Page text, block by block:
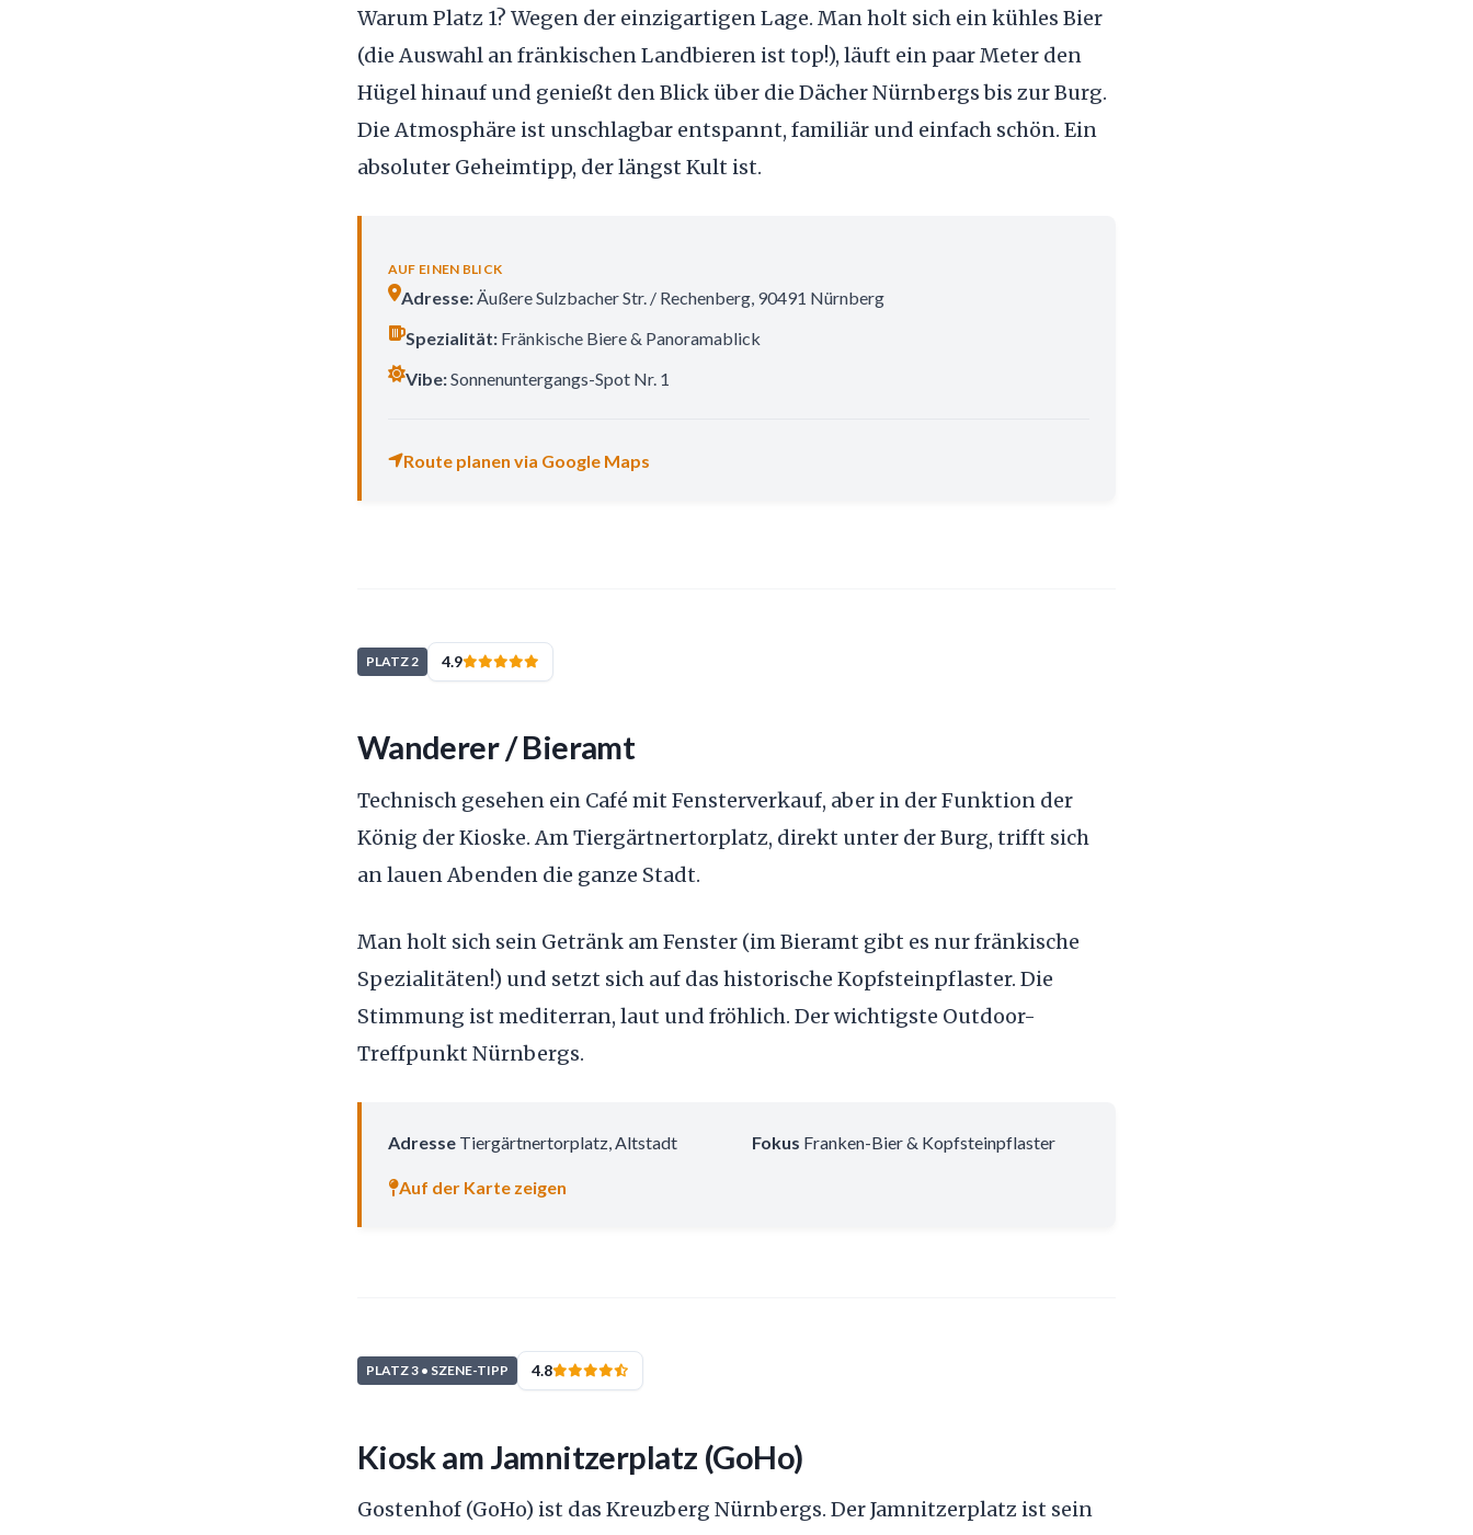
Warum Platz 1? Wegen der einzigartigen Lage. Man holt sich ein kühles Bier
(die Auswahl an fränkischen Landbieren ist top!), läuft ein paar Meter den
Hügel hinauf und genießt den Blick über die Dächer Nürnbergs bis zur Burg.
Die Atmosphäre ist unschlagbar entspannt, familiär und einfach schön. Ein
absoluter Geheimtipp, der längst Kult ist.
AUF EINEN BLICK
Adresse:Äußere Sulzbacher Str. / Rechenberg, 90491 Nürnberg
Spezialität:Fränkische Biere & Panoramablick
Vibe:Sonnenuntergangs-Spot Nr. 1
Route planen via Google Maps
PLATZ 2 4.9
Wanderer / Bieramt
Technisch gesehen ein Café mit Fensterverkauf, aber in der Funktion der
König der Kioske. Am Tiergärtnertorplatz, direkt unter der Burg, trifft sich
an lauen Abenden die ganze Stadt.
Man holt sich sein Getränk am Fenster (im Bieramt gibt es nur fränkische
Spezialitäten!) und setzt sich auf das historische Kopfsteinpflaster. Die
Stimmung ist mediterran, laut und fröhlich. Der wichtigste Outdoor-
Treffpunkt Nürnbergs.
AdresseTiergärtnertorplatz, Altstadt Fokus Franken-Bier & Kopfsteinpflaster
Auf der Karte zeigen
PLATZ 3 • SZENE-TIPP 4.8
Kiosk am Jamnitzerplatz (GoHo)
Gostenhof (GoHo) ist das Kreuzberg Nürnbergs. Der Jamnitzerplatz ist sein